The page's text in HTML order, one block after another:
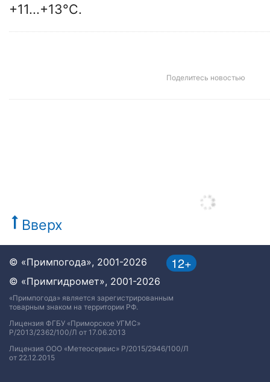
+11...+13°C.
Поделитесь новостью
Вверх
12+
© «Примпогода», 2001-2026
© «Примгидромет», 2001-2026
«Примпогода» является зарегистрированным
товарным знаком на территории РФ.
Лицензия ФГБУ «Приморское УГМС»
Р/2013/2362/100/Л от 17.06.2013
Лицензия ООО «Метеосервис» Р/2015/2946/100/Л
от 22.12.2015